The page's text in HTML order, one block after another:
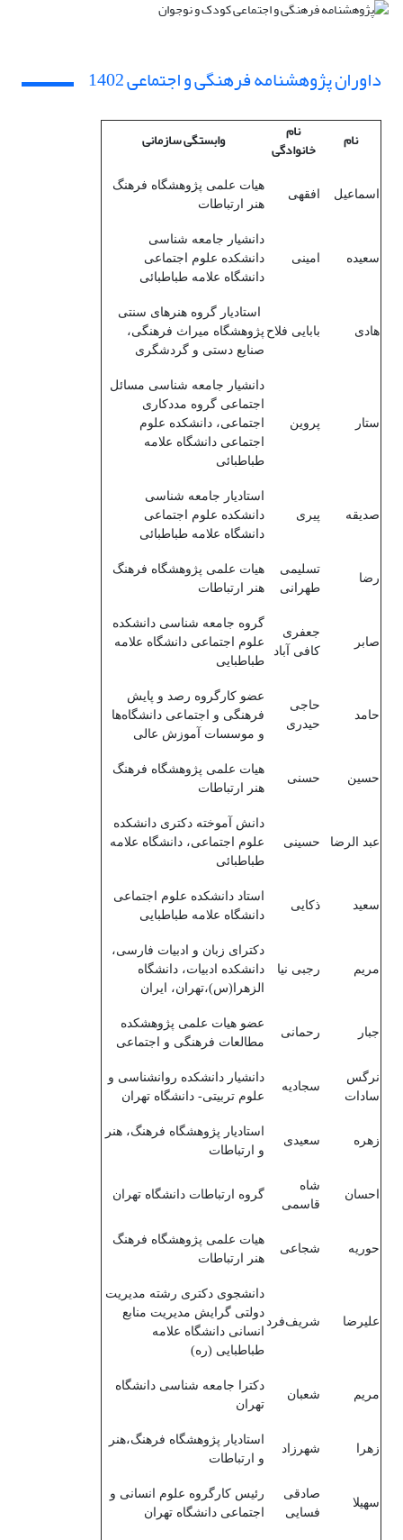
داوران پژوهشنامه فرهنگی و اجتماعی 1402
نام نام
خانوادگی وابستگی سازمانی
اسماعیل افقهی
هیات علمی پژوهشگاه فرهنگ
هنر ارتباطات
سعیده امینی
دانشیار جامعه شناسی
دانشکده علوم اجتماعی
دانشگاه علامه طباطبائی
هادی بابایی فلاح
استادیار گروه هنرهای سنتی
پژوهشگاه میراث فرهنگی،
صنایع دستی و گردشگری
ستار پروین
دانشیار جامعه شناسی مسائل
اجتماعی گروه مددکاری
اجتماعی، دانشکده علوم
اجتماعی دانشگاه علامه
طباطبائی
صدیقه پیری
استادیار جامعه شناسی
دانشکده علوم اجتماعی
دانشگاه علامه طباطبائی
رضا
تسلیمی
طهرانی
هیات علمی پژوهشگاه فرهنگ
هنر ارتباطات
صابر
جعفری
کافی آباد
گروه جامعه شناسی دانشکده
علوم اجتماعی دانشگاه علامه
طباطبایی
حامد
حاجی
حیدری
عضو کارگروه رصد و پایش
فرهنگی و اجتماعی دانشگاه‌ها
و موسسات آموزش عالی
حسین حسنی
هیات علمی پژوهشگاه فرهنگ
هنر ارتباطات
عبد الرضا حسینی
دانش آموخته دکتری دانشکده
علوم اجتماعی، دانشگاه علامه
طباطبائی
سعید ذکایی
استاد دانشکده علوم اجتماعی
دانشگاه علامه طباطبایی
مریم رجبی نیا
دکترای زبان و ادبیات فارسی،
دانشکده ادبیات، دانشگاه
الزهرا(س)،تهران، ایران
جبار رحمانی
عضو هیات علمی پژوهشکده
مطالعات فرهنگی و اجتماعی
نرگس
سادات
سجادیه
دانشیار دانشکده روانشناسی و
علوم تربیتی- دانشگاه تهران
زهره سعیدی
استادیار پژوهشگاه فرهنگ، هنر
و ارتباطات
احسان
شاه
قاسمی
گروه ارتباطات دانشگاه تهران
حوریه شجاعی
هیات علمی پژوهشگاه فرهنگ
هنر ارتباطات
علیرضا شریف‌فرد
دانشجوی دکتری رشته مدیریت
دولتی گرایش مدیریت منابع
انسانی دانشگاه علامه
طباطبایی (ره)
مریم شعبان
دکترا جامعه شناسی دانشگاه
تهران
زهرا شهرزاد
استادیار پژوهشگاه فرهنگ،هنر
و ارتباطات
سهیلا
صادقی
فسایی
رئیس کارگروه علوم انسانی و
اجتماعی دانشگاه تهران